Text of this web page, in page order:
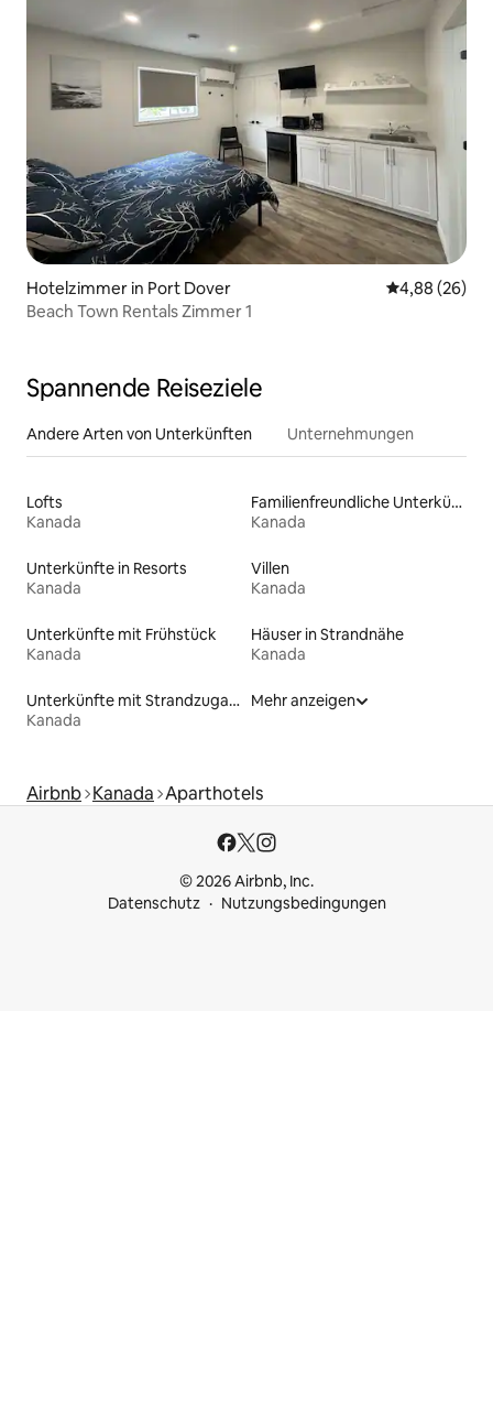
Hotelzimmer in Port Dover
4,88 (26)
Beach Town Rentals Zimmer 1
Spannende Reiseziele
Andere Arten von Unterkünften Unternehmungen
Lofts
Kanada
Familienfreundliche Unterkünfte
Kanada
Unterkünfte in Resorts
Kanada
Villen
Kanada
Unterkünfte mit Frühstück
Kanada
Häuser in Strandnähe
Kanada
Unterkünfte mit Strandzugang
Kanada
Mehr anzeigen
Airbnb Kanada Aparthotels
© 2026 Airbnb, Inc.
Datenschutz
Nutzungsbedingungen